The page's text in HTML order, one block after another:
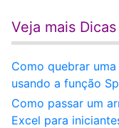
Veja mais
Como quebrar
usando a função
Como passar um
Excel para